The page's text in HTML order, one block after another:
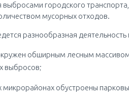
выбросами городского
мусорных отходов.
разнообразная
обширным лесным
выбросов;
микрорайонах обустроены